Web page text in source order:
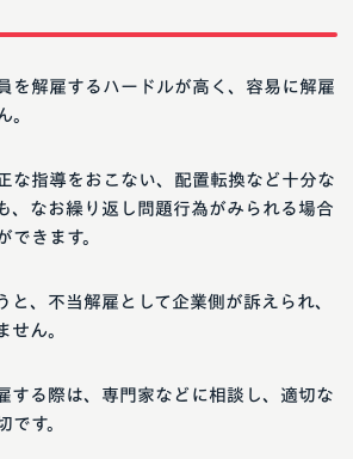
を解雇するハードルが高く、容易に解雇
。
な指導をおこない、配置転換など十分な
、なお繰り返し問題行為がみられる場合
できます。
と、不当解雇として企業側が訴えられ、
せん。
する際は、専門家などに相談し、適切な
です。